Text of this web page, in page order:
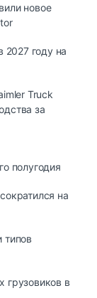
новое
2027 году на
Truck
за
полугодия
на
типов
грузовиков в